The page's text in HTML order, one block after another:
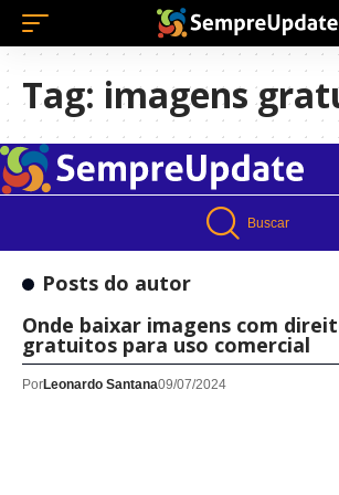
Tag: imagens
Buscar
Posts do autor
Onde baixar imagens com
gratuitos para uso comercial
PorLeonardo Santana09/07/2024